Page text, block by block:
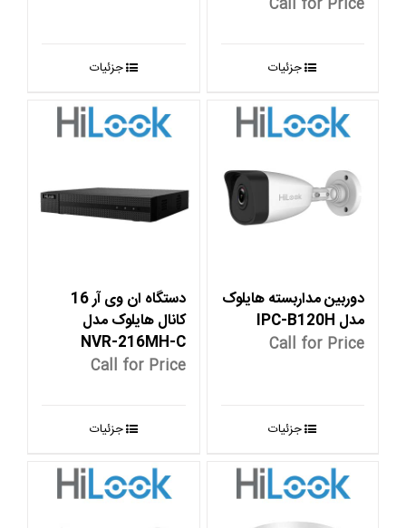
جزئیات جزئیات
دوربین مداربسته هایلوک
مدل IPC-B120H
Call for Price
جزئیات
دستگاه ان وی آر 16
کانال هایلوک مدل
NVR-216MH-C
Call for Price
جزئیات